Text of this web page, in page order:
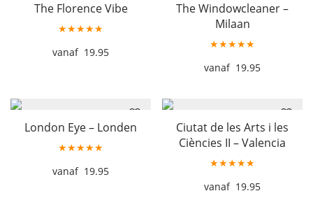
The Florence Vibe
★★★★★
19.95
The Windowcleaner –
Milaan
★★★★★
19.95
London Eye – Londen
★★★★★
19.95
Ciutat de les Arts i les
Ciències II – Valencia
★★★★★
19.95